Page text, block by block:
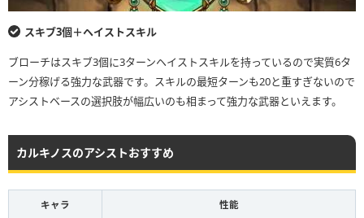
スキブ3個＋ヘイストスキル
ブローチはスキブ3個に3ターンヘイストスキルを持っているので実質6タ
ーン分稼げる強力な武器です。スキルの最短ターンも20と重すぎないので
アシストベースの選択肢が幅広いのも相まって強力な武器といえます。
カルキノスのアシストおすすめ
キャラ 性能